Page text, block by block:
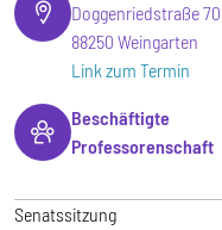
Doggenriedstraße 70
88250 Weingarten
Link zum Termin
Beschäftigte
Professorenschaft
Senatssitzung